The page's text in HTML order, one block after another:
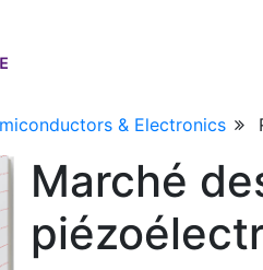
& Electronics
Marché